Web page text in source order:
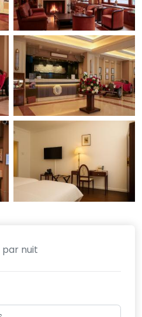
par nuit